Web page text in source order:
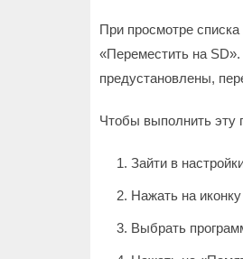
При просмотре
«Переместить на
предустановлены,
Чтобы выполнить эту
Зайти в
Нажать на
Выбрать